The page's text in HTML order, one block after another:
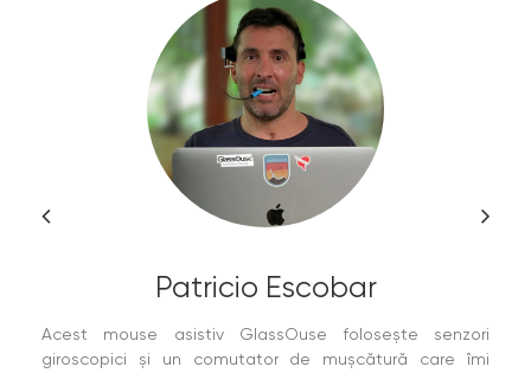
Patricio Escobar
Acest mouse asistiv GlassOuse folosește senzori
giroscopici și un comutator de mușcătură care îmi